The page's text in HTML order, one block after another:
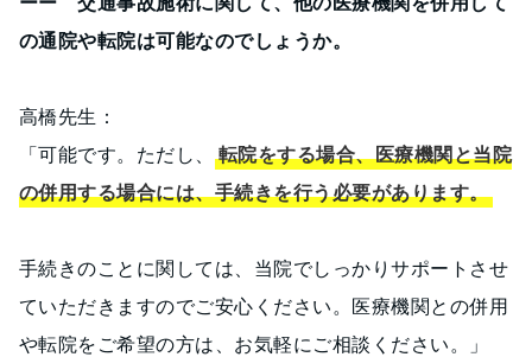
の通院や転院は可能なのでしょうか。
高橋先生：
「可能です。ただし、
転院をする場合、医療機関と当院
の併用する場合には、手続きを行う必要があります。
手続きのことに関しては、当院でしっかりサポートさせ
ていただきますのでご安心ください。医療機関との併用
や転院をご希望の方は、お気軽にご相談ください。」